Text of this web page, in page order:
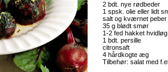
2 bdt. nye rødbeder
1 spsk. olie eller lidt
salt og kværnet peber
35 g blødt smør
1-2 fed hakket hvidløg
1 bdt. persille
citronsaft
4 hårdkogte æg
Tilbehør: salat med